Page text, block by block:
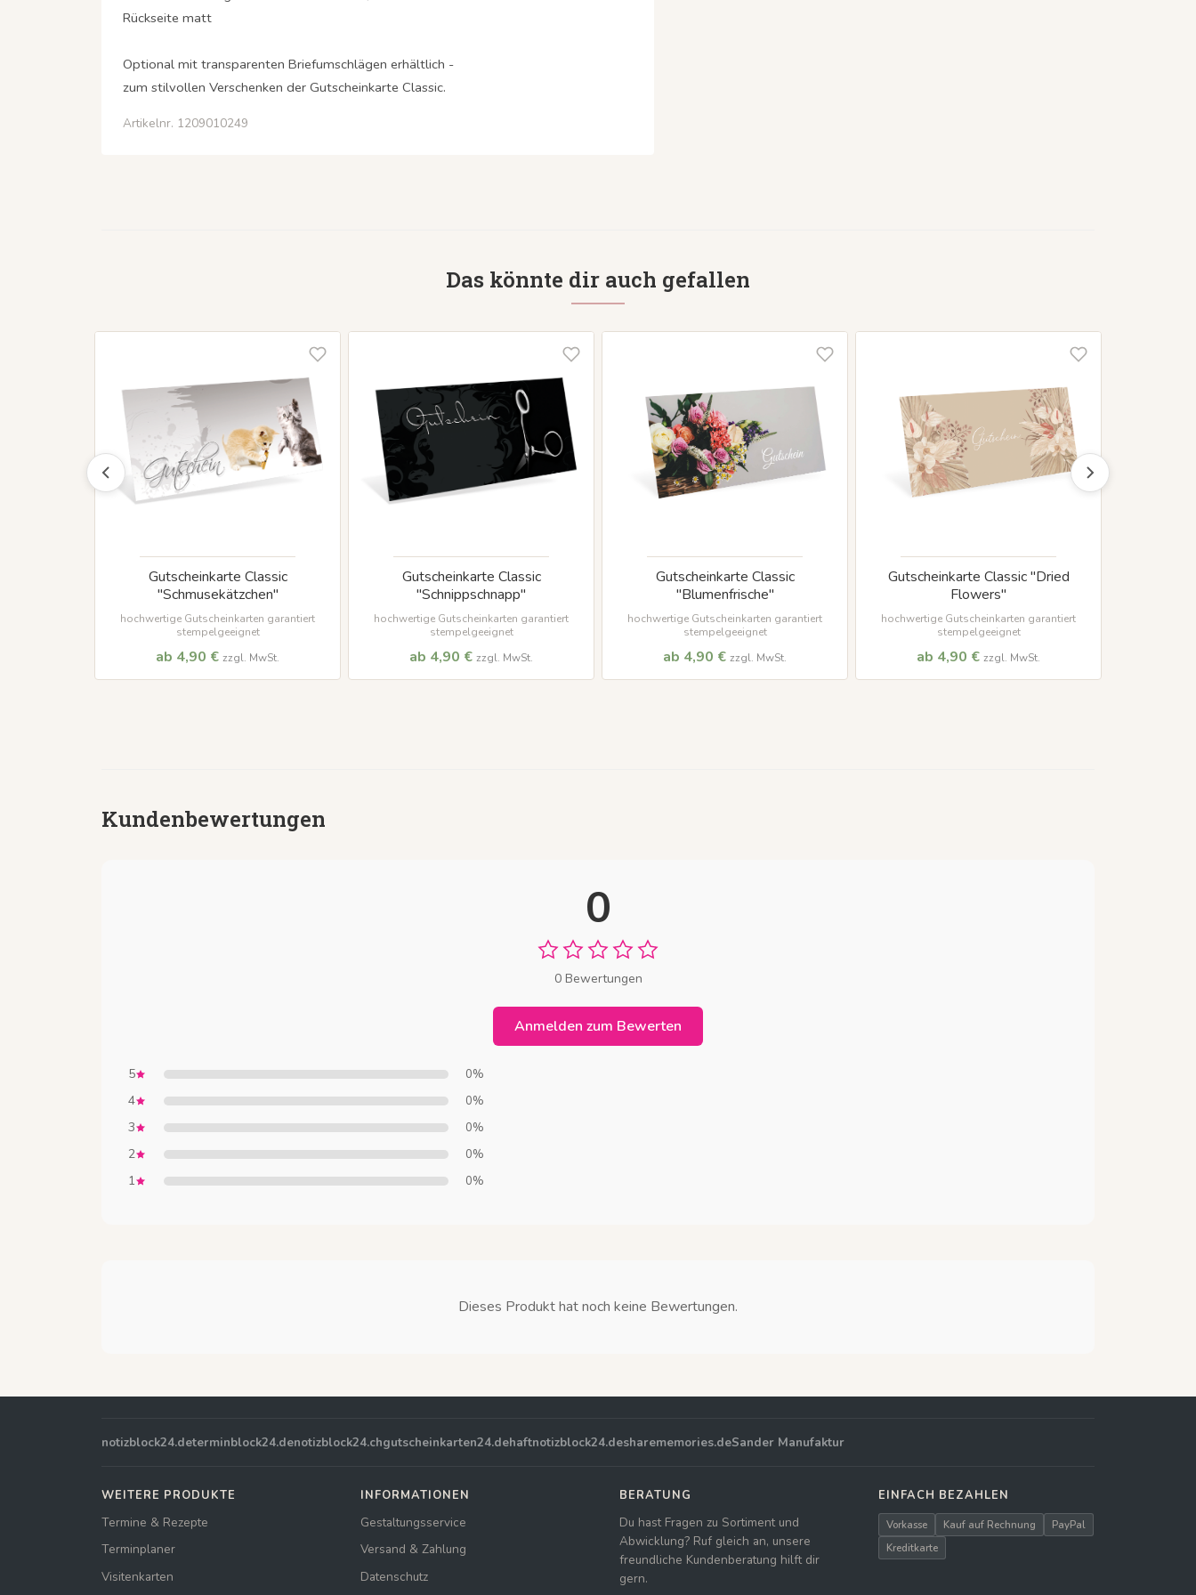
Rückseite matt
Optional mit transparenten Briefumschlägen erhältlich -
zum stilvollen Verschenken der Gutscheinkarte Classic.
Artikelnr. 1209010249
Das könnte dir auch gefallen
Gutscheinkarte Classic
"Schmusekätzchen"
hochwertige Gutscheinkarten garantiert
stempelgeeignet
ab 4,90 € zzgl. MwSt.
Gutscheinkarte Classic
"Schnippschnapp"
hochwertige Gutscheinkarten garantiert
stempelgeeignet
ab 4,90 € zzgl. MwSt.
Gutscheinkarte Classic
"Blumenfrische"
hochwertige Gutscheinkarten garantiert
stempelgeeignet
ab 4,90 € zzgl. MwSt.
Gutscheinkarte Classic "Dried
Flowers"
hochwertige Gutscheinkarten garantiert
stempelgeeignet
ab 4,90 € zzgl. MwSt.
Kundenbewertungen
0
0 Bewertungen
Anmelden zum Bewerten
5 0%
4 0%
3 0%
2 0%
1 0%
Dieses Produkt hat noch keine Bewertungen.
notizblock24.determinblock24.denotizblock24.chgutscheinkarten24.dehaftnotizblock24.desharememories.deSander Manufaktur
WEITERE PRODUKTE
Termine & Rezepte
Terminplaner
Visitenkarten
INFORMATIONEN
Gestaltungsservice
Versand & Zahlung
Datenschutz
BERATUNG
Du hast Fragen zu Sortiment und
Abwicklung? Ruf gleich an, unsere
freundliche Kundenberatung hilft dir
gern.
EINFACH BEZAHLEN
Vorkasse Kauf auf Rechnung
PayPal
Kreditkarte